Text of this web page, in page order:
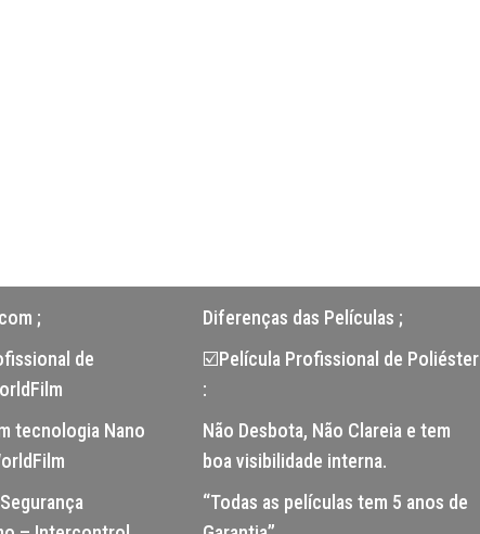
;
de
tecnologia Nano
Diferenças das Películas ;
☑️Película Profissional de Poliéster
:
Não Desbota, Não Clareia e tem
boa visibilidade interna.
“Todas as películas tem 5 anos de